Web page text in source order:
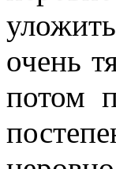
очень
потом